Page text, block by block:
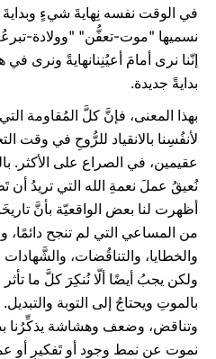
في الوقت نفسه نِهايةَ شيءٍ
نسميها "موت-تعفُّن" "وولادة-
إنّنا نرى أمامَ أعيُنِنانهايةً ونرى
بدايةً جديدة.
بهذا المعنى، فإنَّ كلَّ المُقاومة
لأنفُسِنا بالانقياد للرُّوحِ في وقت
عقيمين، في الصراع على الأكثر.
نُعيقُ عملَ نعمةِ الله التي تريدُ أن
أظهرت لنا بعض الواقعيّة بأنَّ
من المساعي التي لم تنجح
والخطايا، والتناقُضات،
ولكن يجبُ أيضًا ألّا نُنكِرَ كلَّ ما
بالموتِ ويحتاجُ إلى التوبة
وتناقض، وضعف وهشاشة يذكِّرُنا
نموت عن نمط وجود أو تَفكيرِ أو